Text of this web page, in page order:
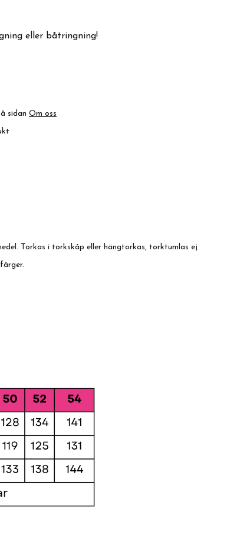
eller båtringning!
sidan Om oss
Torkas i torkskåp eller hängtorkas, torktumlas ej